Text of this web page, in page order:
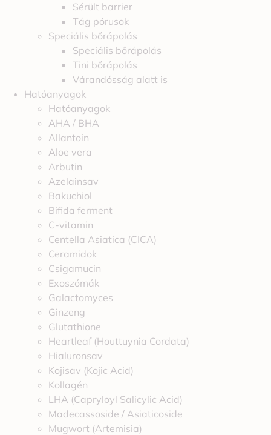
Sérült barrier
Tág pórusok
Speciális bőrápolás
Speciális bőrápolás
Tini bőrápolás
Várandósság alatt is
Hatóanyagok
Hatóanyagok
AHA / BHA
Allantoin
Aloe vera
Arbutin
Azelainsav
Bakuchiol
Bifida ferment
C-vitamin
Centella Asiatica (CICA)
Ceramidok
Csigamucin
Exoszómák
Galactomyces
Ginzeng
Glutathione
Heartleaf (Houttuynia Cordata)
Hialuronsav
Kojisav (Kojic Acid)
Kollagén
LHA (Capryloyl Salicylic Acid)
Madecassoside / Asiaticoside
Mugwort (Artemisia)